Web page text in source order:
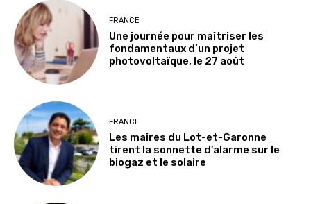
FRANCE
Une journée pour maîtriser les
fondamentaux d’un projet
photovoltaïque, le 27 août
FRANCE
Les maires du Lot-et-Garonne
tirent la sonnette d’alarme sur le
biogaz et le solaire